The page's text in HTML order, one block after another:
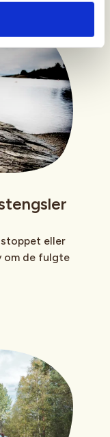
eller
om de fulgte